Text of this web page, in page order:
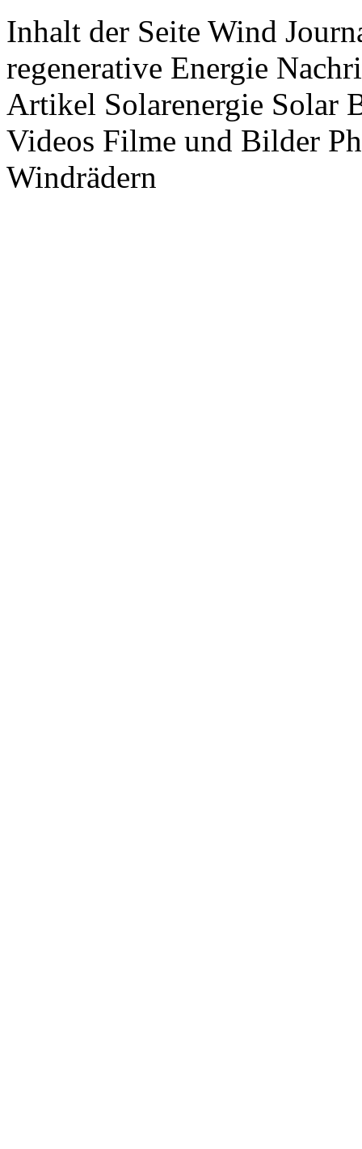
Inhalt der Seite Wind
regenerative Energie
Artikel Solarenergie Solar
Videos Filme und Bilder
Windrädern